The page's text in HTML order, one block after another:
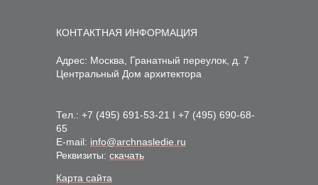
КОНТАКТНАЯ ИНФОРМАЦИЯ
Адрес: Москва, Гранатный переулок, д. 7
Центральный Дом архитектора
Тел.: +7 (495) 691-53-21 I +7 (495) 690-68-
65
E-mail: info@archnasledie.ru
Реквизиты: скачать
Карта сайта